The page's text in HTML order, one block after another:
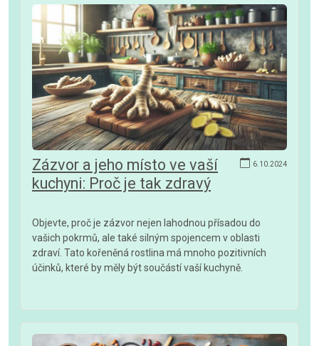
6.10.2024
Zázvor a jeho místo ve vaší
kuchyni: Proč je tak zdravý
Objevte, proč je zázvor nejen lahodnou přísadou do
vašich pokrmů, ale také silným spojencem v oblasti
zdraví. Tato kořeněná rostlina má mnoho pozitivních
účinků, které by měly být součástí vaší kuchyně.